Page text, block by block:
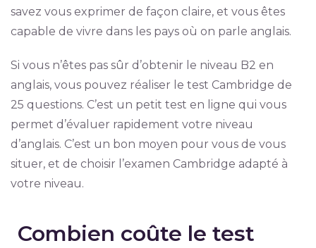
savez vous exprimer de façon claire, et vous êtes
capable de vivre dans les pays où on parle anglais.
Si vous n’êtes pas sûr d’obtenir le niveau B2 en
anglais, vous pouvez réaliser le test Cambridge de
25 questions. C’est un petit test en ligne qui vous
permet d’évaluer rapidement votre niveau
d’anglais. C’est un bon moyen pour vous de vous
situer, et de choisir l’examen Cambridge adapté à
votre niveau.
Combien coûte le test